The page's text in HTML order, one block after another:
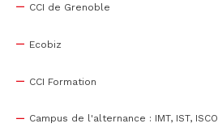
CCI de Grenoble
Ecobiz
CCI Formation
Campus de l'alternance : IMT, IST, ISCO